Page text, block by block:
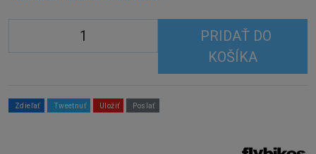
PRIDAŤ DO
KOŠÍKA
Zdieľať Tweetnuť Uložiť Poslať